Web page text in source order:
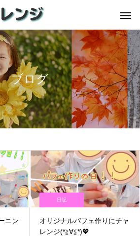
ブログ
ニン
日記
オリジナルパフェ作りにチャ
レンジ(*≧∀≦*)💖